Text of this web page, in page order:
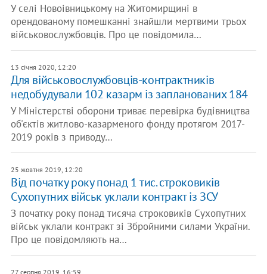
У селі Новоівницькому на Житомирщині в
орендованому помешканні знайшли мертвими трьох
військовослужбовців. Про це повідомила…
13 січня 2020, 12:20
Для військовослужбовців-контрактників
недобудували 102 казарм із запланованих 184
У Міністерстві оборони триває перевірка будівництва
об'єктів житлово-казарменого фонду протягом 2017-
2019 років з приводу…
25 жовтня 2019, 12:20
Від початку року понад 1 тис. строковиків
Сухопутних військ уклали контракт із ЗСУ
З початку року понад тисяча строковиків Сухопутних
військ уклали контракт зі Збройними силами України.
Про це повідомляють на…
27 серпня 2019, 16:59